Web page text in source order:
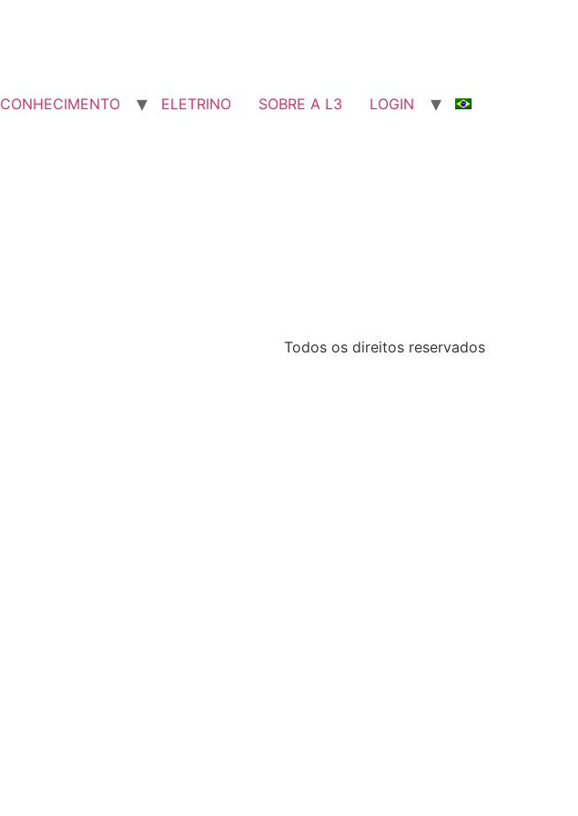
CONHECIMENTO ELETRINO SOBRE A L3 LOGIN
Todos os direitos reservados